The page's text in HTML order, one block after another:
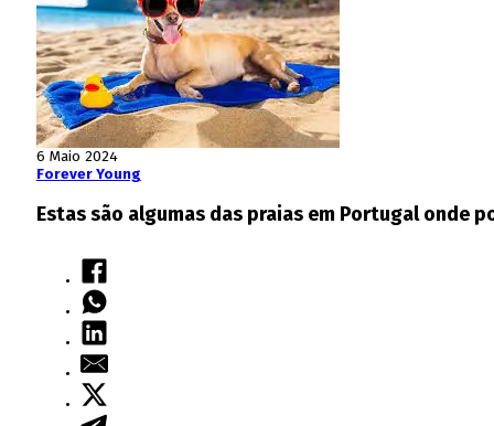
6 Maio 2024
Forever Young
Estas são algumas das praias em Portugal onde